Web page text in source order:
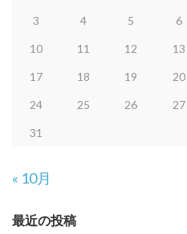
3 4 5 6
10 11 12 13
17 18 19 20
24 25 26 27
31
« 10月
最近の投稿